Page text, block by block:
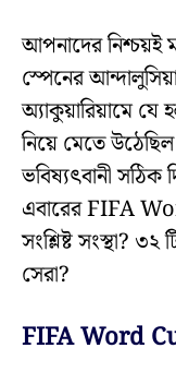
আপনাদের নিশ্চয়ই
স্পেনের
অ্যাকুয়ারিয়ামে যে
নিয়ে মেতে
ভবিষ্যৎবানী
এবারের FIFA
সংশ্লিষ্ট সংস্থা?
সেরা?
FIFA Word